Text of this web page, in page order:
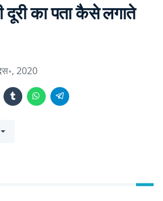
दूरी का पता कैसे लगाते
2020